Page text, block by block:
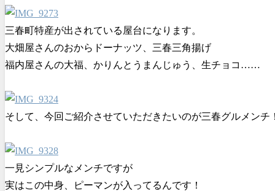
三春町特産が出されている屋台になります。
大畑屋さんのおからドーナッツ、三春三角揚げ
福内屋さんの大福、かりんとうまんじゅう、生チョコ……
そして、今回ご紹介させていただきたいのが三春グルメンチ
一見シンプルなメンチですが
実はこの中身、ピーマンが入ってるんです！